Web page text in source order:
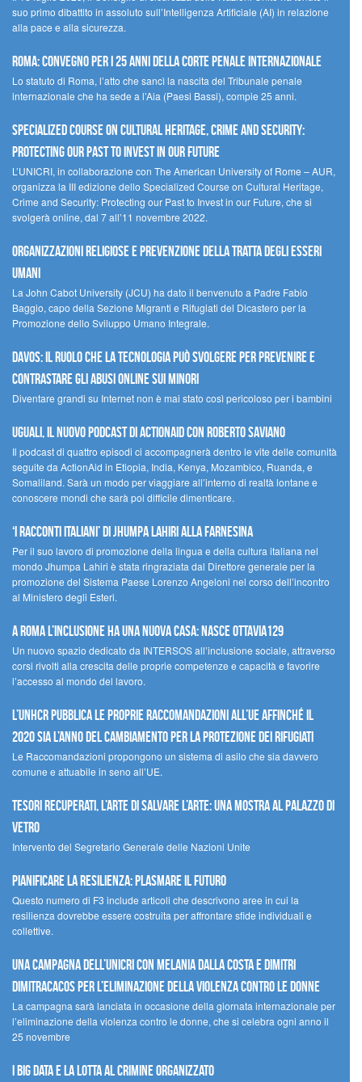
suo primo dibattito in assoluto sull’Intelligenza Artificiale (AI) in relazione
alla pace e alla sicurezza.
Roma: convegno per i 25 anni della Corte penale internazionale
Lo statuto di Roma, l’atto che sancì la nascita del Tribunale penale
internazionale che ha sede a l’Aia (Paesi Bassi), compie 25 anni.
Specialized Course on Cultural Heritage, Crime and Security:
Protecting our Past to Invest in our Future
L’UNICRI, in collaborazione con The American University of Rome – AUR,
organizza la III edizione dello Specialized Course on Cultural Heritage,
Crime and Security: Protecting our Past to Invest in our Future, che si
svolgerà online, dal 7 all’11 novembre 2022.
Organizzazioni religiose e prevenzione della tratta degli esseri
umani
La John Cabot University (JCU) ha dato il benvenuto a Padre Fabio
Baggio, capo della Sezione Migranti e Rifugiati del Dicastero per la
Promozione dello Sviluppo Umano Integrale.
Davos: il ruolo che la tecnologia può svolgere per prevenire e
contrastare gli abusi online sui minori
Diventare grandi su Internet non è mai stato così pericoloso per i bambini
UGUALI, il nuovo podcast di ACTIONAID con Roberto Saviano
Il podcast di quattro episodi ci accompagnerà dentro le vite delle comunità
seguite da ActionAid in Etiopia, India, Kenya, Mozambico, Ruanda, e
Somaliland. Sarà un modo per viaggiare all’interno di realtà lontane e
conoscere mondi che sarà poi difficile dimenticare.
‘I racconti italiani’ di Jhumpa Lahiri alla Farnesina
Per il suo lavoro di promozione della lingua e della cultura italiana nel
mondo Jhumpa Lahiri è stata ringraziata dal Direttore generale per la
promozione del Sistema Paese Lorenzo Angeloni nel corso dell’incontro
al Ministero degli Esteri.
A Roma l’inclusione ha una nuova casa: nasce Ottavia129
Un nuovo spazio dedicato da INTERSOS all’inclusione sociale, attraverso
corsi rivolti alla crescita delle proprie competenze e capacità e favorire
l’accesso al mondo del lavoro.
L’UNHCR pubblica le proprie raccomandazioni all’UE affinché il
2020 sia l’anno del cambiamento per la protezione dei rifugiati
Le Raccomandazioni propongono un sistema di asilo che sia davvero
comune e attuabile in seno all’UE.
Tesori recuperati, l’arte di salvare l’arte: una mostra al Palazzo di
Vetro
Intervento del Segretario Generale delle Nazioni Unite
Pianificare la resilienza: plasmare il futuro
Questo numero di F3 include articoli che descrivono aree in cui la
resilienza dovrebbe essere costruita per affrontare sfide individuali e
collettive.
Una campagna dell’UNICRI con Melania Dalla Costa e Dimitri
Dimitracacos per l’eliminazione della violenza contro le donne
La campagna sarà lanciata in occasione della giornata internazionale per
l’eliminazione della violenza contro le donne, che si celebra ogni anno il
25 novembre
I Big Data e la lotta al crimine organizzato